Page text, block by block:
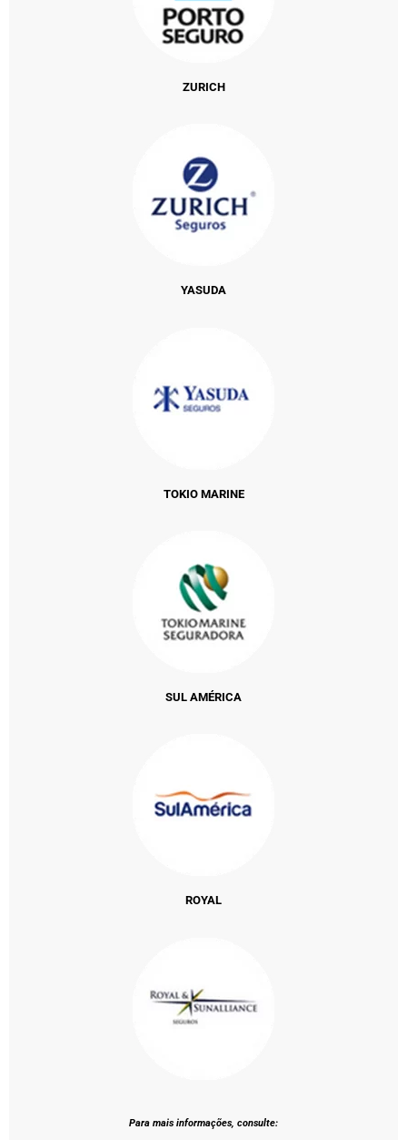
ZURICH
YASUDA
TOKIO MARINE
SUL AMÉRICA
ROYAL
Para mais informações, consulte: